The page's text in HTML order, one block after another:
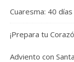
Cuaresma: 40
¡Prepara tu
Adviento con